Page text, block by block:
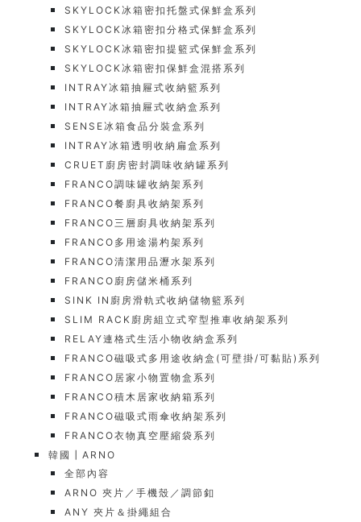
SKYLOCK冰箱密扣托盤式保鮮盒系列
SKYLOCK冰箱密扣分格式保鮮盒系列
SKYLOCK冰箱密扣提籃式保鮮盒系列
SKYLOCK冰箱密扣保鮮盒混搭系列
INTRAY冰箱抽屜式收納籃系列
INTRAY冰箱抽屜式收納盒系列
SENSE冰箱食品分裝盒系列
INTRAY冰箱透明收納扁盒系列
CRUET廚房密封調味收納罐系列
FRANCO調味罐收納架系列
FRANCO餐廚具收納架系列
FRANCO三層廚具收納架系列
FRANCO多用途湯杓架系列
FRANCO清潔用品瀝水架系列
FRANCO廚房儲米桶系列
SINK IN廚房滑軌式收納儲物籃系列
SLIM RACK廚房組立式窄型推車收納架系列
RELAY連格式生活小物收納盒系列
FRANCO磁吸式多用途收納盒(可壁掛/可黏貼)系列
FRANCO居家小物置物盒系列
FRANCO積木居家收納箱系列
FRANCO磁吸式雨傘收納架系列
FRANCO衣物真空壓縮袋系列
韓國┃ARNO
全部內容
ARNO 夾片／手機殼／調節釦
ANY 夾片＆掛繩組合